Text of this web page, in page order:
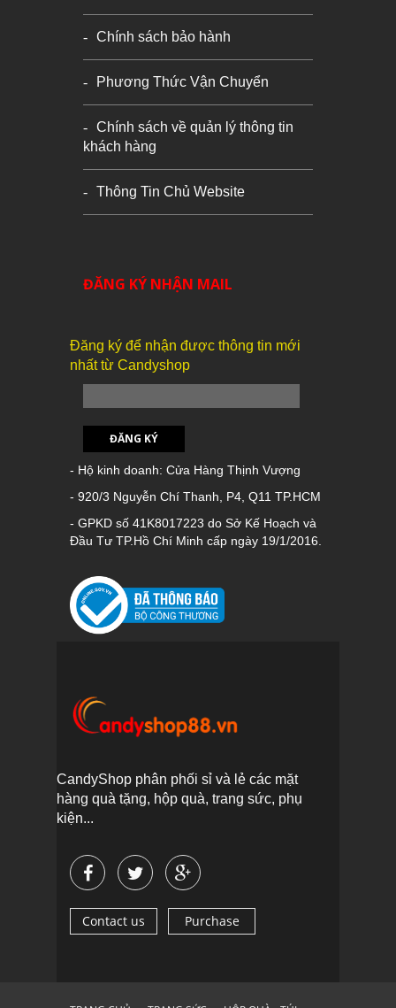
Chính sách bảo hành
Phương Thức Vận Chuyển
Chính sách về quản lý thông tin
khách hàng
Thông Tin Chủ Website
ĐĂNG KÝ NHẬN MAIL
Đăng ký để nhận được thông tin mới
nhất từ Candyshop
ĐĂNG KÝ
- Hộ kinh doanh: Cửa Hàng Thịnh Vượng
- 920/3 Nguyễn Chí Thanh, P4, Q11 TP.HCM
- GPKD số 41K8017223 do Sở Kế Hoạch và
Đầu Tư TP.Hồ Chí Minh cấp ngày 19/1/2016.
CandyShop phân phối sỉ và lẻ các mặt
hàng quà tặng, hộp quà, trang sức, phụ
kiện...
Contact us Purchase